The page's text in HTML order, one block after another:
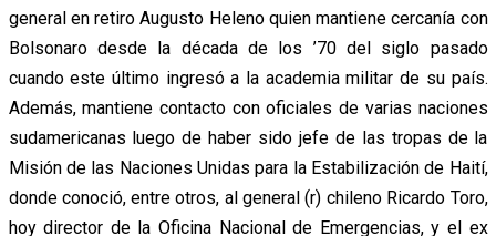
general en retiro Augusto Heleno quien mantiene cercanía con
Bolsonaro desde la década de los ’70 del siglo pasado
cuando este último ingresó a la academia militar de su país.
Además, mantiene contacto con oficiales de varias naciones
sudamericanas luego de haber sido jefe de las tropas de la
Misión de las Naciones Unidas para la Estabilización de Haití,
donde conoció, entre otros, al general (r) chileno Ricardo Toro,
hoy director de la Oficina Nacional de Emergencias, y el ex